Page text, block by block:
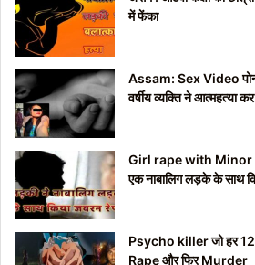
में फेंका
Assam: Sex Video
वर्षीय व्यक्ति ने आत्महत्या
Girl rape with Minor
एक नाबालिग लड़के के साथ
Psycho killer जो हर 12
Rape और फिर Murder